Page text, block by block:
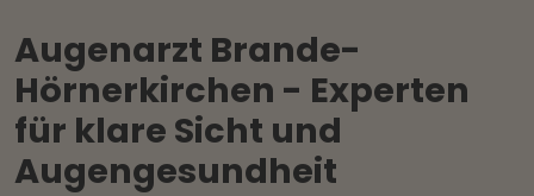
Augenarzt Brande-
Hörnerkirchen - Experten
für klare Sicht und
Augengesundheit